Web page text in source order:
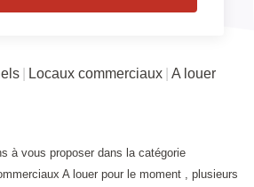
Locaux commerciaux A louer
à vous proposer dans la catégorie
A louer pour le moment , plusieurs